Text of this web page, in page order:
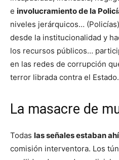
e involucramiento de la
niveles jerárquicos…
desde la institucionalidad y
los recursos públicos…
en las redes de corrupción
terror librada contra el
La masacre de
Todas las señales estaban ahí
comisión interventora. Los